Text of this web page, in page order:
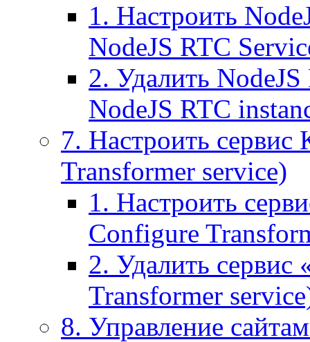
1. Настроить
NodeJS RTC
2. Удалить
NodeJS RTC
7. Настроить
Transformer service)
1. Настроить
Configure
2. Удалить сервис
Transformer
8. Управление